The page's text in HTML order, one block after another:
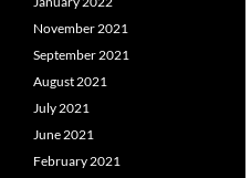
November 2021
September 2021
August 2021
July 2021
June 2021
February 2021